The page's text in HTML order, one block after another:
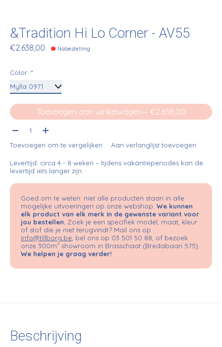
&Tradition Hi Lo Corner - AV55
€2.638,00 Nabestelling
Color: *
Toevoegen aan winkelwagen
— €2.638,00
Aantal:
Toevoegen om te vergelijken Aan verlanglijst toevoegen
Levertijd: circa 4 - 8 weken – tijdens vakantieperiodes kan de
levertijd iets langer zijn
Goed om te weten: niet alle producten staan in alle
mogelijke uitvoeringen op onze webshop. We kunnen
elk product van elk merk in de gewenste variant voor
jou bestellen. Zoek je een specifiek model, maat, kleur
of stof die je niet terugvindt? Mail ons op
info@tillborg.be , bel ons op 03 501 50 88, of bezoek
onze 300m² showroom in Brasschaat (Bredabaan 575).
We helpen je graag verder!
Beschrijving